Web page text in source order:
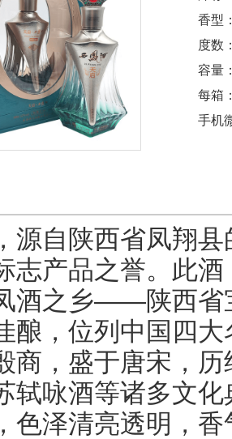
香型
度数
容量
每箱
手机
，源自陕西省凤翔
志产品之誉。此
酒之乡——陕西省
酿，位列中国四
商，盛于唐宋，
轼咏酒等诸多文化
色泽清亮透明，